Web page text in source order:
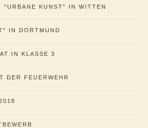
"URBANE KUNST" IN WITTEN
IN DORTMUND
IN KLASSE 3
DER FEUERWEHR